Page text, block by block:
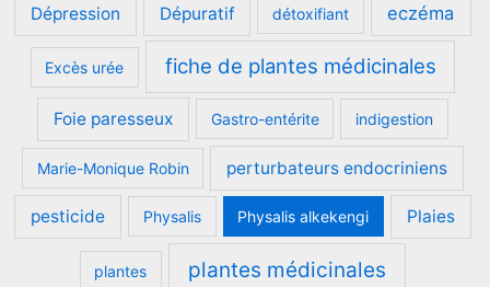
Dépression Dépuratif détoxifiant eczéma
Excès urée fiche de plantes médicinales
Foie paresseux Gastro-entérite indigestion
Marie-Monique Robin perturbateurs endocriniens
pesticide Physalis Physalis alkekengi Plaies
plantes plantes médicinales